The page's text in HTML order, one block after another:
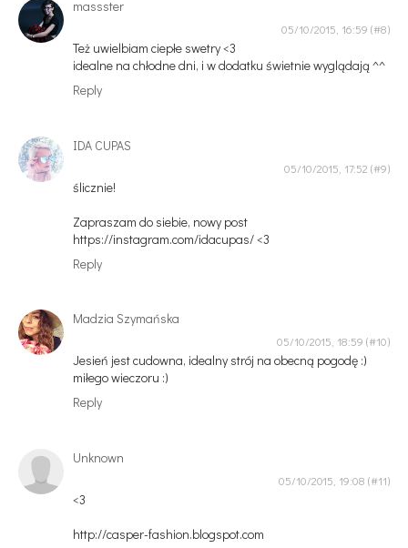
massster
05/10/2015, 16:59
Też uwielbiam ciepłe swetry <3
idealne na chłodne dni, i w dodatku świetnie wyglądają ^^
Reply
IDA CUPAS
05/10/2015, 17:52
ślicznie!
Zapraszam do siebie, nowy post
https://instagram.com/idacupas/ <3
Reply
Madzia Szymańska
05/10/2015, 18:59
Jesień jest cudowna, idealny strój na obecną pogodę :)
miłego wieczoru :)
Reply
Unknown
05/10/2015, 19:08
<3
http://casper-fashion.blogspot.com